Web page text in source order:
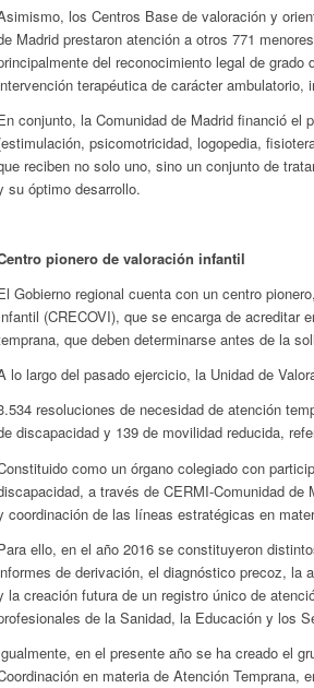
los Centros Base de valoración y
Madrid prestaron atención a otros 771
del reconocimiento legal de
terapéutica de carácter ambulatorio,
conjunto, la Comunidad de Madrid financió el
psicomotricidad, logopedia,
reciben no solo uno, sino un conjunto de
su óptimo desarrollo.
pionero de valoración infantil
Gobierno regional cuenta con un centro
(CRECOVI), que se encarga de acreditar
que deben determinarse antes de la
lo largo del pasado ejercicio, la Unidad de
resoluciones de necesidad de atención
discapacidad y 139 de movilidad reducida,
como un órgano colegiado con
a través de CERMI-Comunidad
coordinación de las líneas estratégicas en
ello, en el año 2016 se constituyeron
de derivación, el diagnóstico precoz, la
la creación futura de un registro único de
de la Sanidad, la Educación y los
en el presente año se ha creado el
en materia de Atención Temprana,